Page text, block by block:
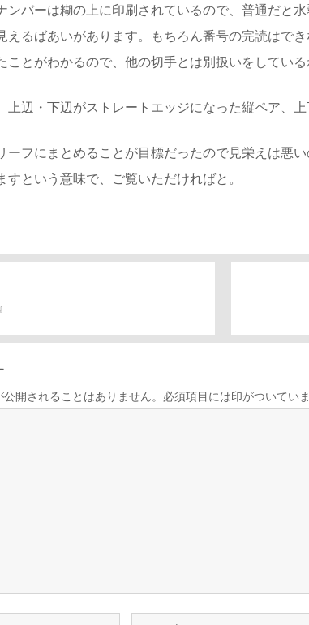
ンバーは糊の上に印刷されているので、普通だと
えるばあいがあります。もちろん番号の完読はで
ことがわかるので、他の切手とは別扱いをしている
上辺・下辺がストレートエッジになった縦ペア、上
ーフにまとめることが目標だったので見栄えは悪
すという意味で、ご覧いただければと。
記
ン
公開されることはありません。必須項目には印がついてい